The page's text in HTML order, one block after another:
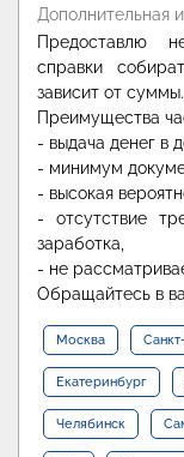
Дополнительная
Предоставлю
справки
зависит от суммы.
Преимущества
- выдача денег в
- минимум
- высокая
- отсутствие
заработка,
- не
Обращайтесь в
Москва
Екатеринбург
Челябинск